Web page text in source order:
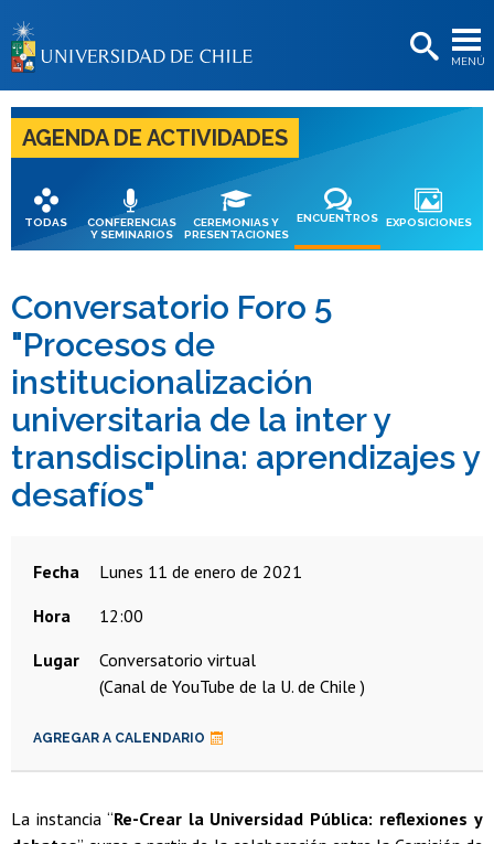
MENÚ
BIBLIOTECAS
LA UNIVERSIDAD
Postulantes
Estudiantes
Académicas/os
Funcionarias/os
Egresadas/os
AGENDA DE ACTIVIDADES
TODAS
CONFERENCIAS
Y SEMINARIOS
CEREMONIAS Y
PRESENTACIONES
ENCUENTROS EXPOSICIONES
Conversatorio Foro 5
"Procesos de
institucionalización
universitaria de la inter y
transdisciplina: aprendizajes y
desafíos"
Fecha
lunes 11 de enero de 2021
Hora
12:00
Lugar
Conversatorio virtual
(Canal de YouTube de la U. de Chile )
AGREGAR A CALENDARIO
La instancia “Re-Crear la Universidad Pública: reflexiones y